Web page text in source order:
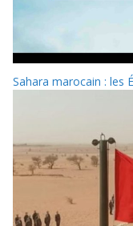
Sahara marocain : les